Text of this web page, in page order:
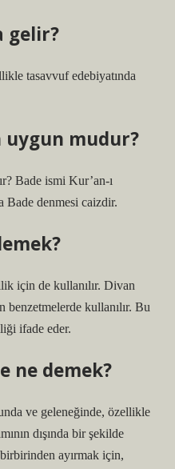
gelir?
tasavvuf edebiyatında
uygun mudur?
Bade ismi Kur’an-ı
Bade denmesi caizdir.
için de kullanılır. Divan
kullanılır. Bu
ifade eder.
ne demek?
ve geleneğinde, özellikle
dışında bir şekilde
ayırmak için,